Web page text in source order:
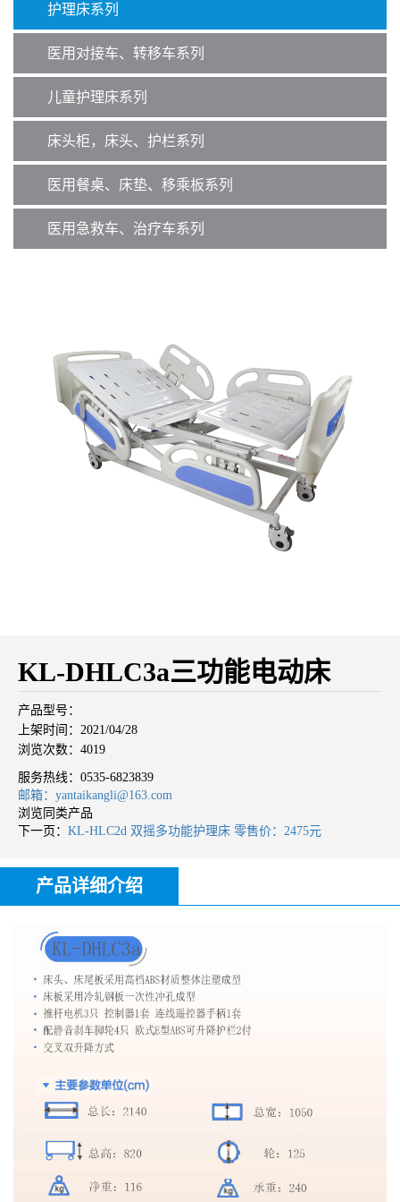
护理床系列
医用对接车、转移车系列
儿童护理床系列
床头柜，床头、护栏系列
医用餐桌、床垫、移乘板系列
医用急救车、治疗车系列
KL-DHLC3a三功能电动床
产品型号：
上架时间：2021/04/28
浏览次数：4019
服务热线： 0535-6823839
邮箱：yantaikangli@163.com
浏览同类产品
下一页： KL-HLC2d 双摇多功能护理床 零售价：2475元
产品详细介绍